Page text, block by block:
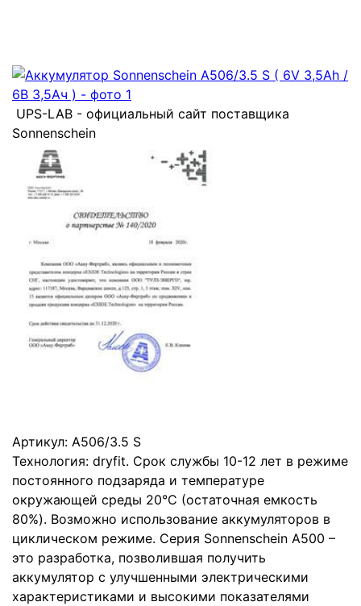
UPS-LAB - официальный сайт поставщика
Sonnenschein
Артикул: A506/3.5 S
Технология: dryfit. Срок службы 10-12 лет в режиме
постоянного подзаряда и температуре
окружающей среды 20°C (остаточная емкость
80%). Возможно использование аккумуляторов в
циклическом режиме. Серия Sonnenschein А500 –
это разработка, позволившая получить
аккумулятор с улучшенными электрическими
характеристиками и высокими показателями